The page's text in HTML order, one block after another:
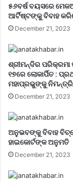
୫୬ବର୍ଷ ବୟସରେ
ଆର୍ଟିଷ୍ଟଙ୍କୁ ବିବାହ
December 21, 2023
ଶ୍ରୀମନ୍ଦିର
୧୭ରେ ଲୋକାର୍ପିତ :
ମହାପ୍ରଭୁଙ୍କୁ
December 21, 2023
ଅନୁଭବଙ୍କୁ ବିବାହ
ହାଇକୋର୍ଟଙ୍କ ଅନୁମତି
December 21, 2023